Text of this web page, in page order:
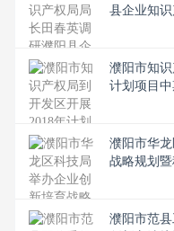
县企业知
濮阳市知
计划项目
濮阳市华
战略规划
濮阳市范